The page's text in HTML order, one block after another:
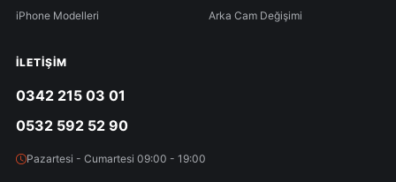
iPhone Modelleri
Arka Cam Değişimi
İLETIŞIM
0342 215 03 01
0532 592 52 90
Pazartesi - Cumartesi 09:00 - 19:00